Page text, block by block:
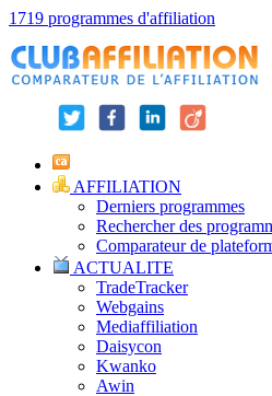
1719 programmes d'affiliation
AFFILIATION
Derniers programmes
Rechercher des
Comparateur de
ACTUALITE
TradeTracker
Webgains
Mediaffiliation
Daisycon
Kwanko
Awin